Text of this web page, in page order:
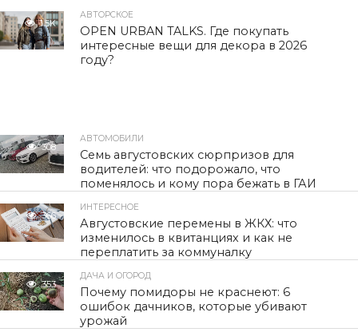
1.5K
АВТОРСКОЕ
OPEN URBAN TALKS. Где покупать
интересные вещи для декора в 2026
году?
308
АВТОМОБИЛИ
Семь августовских сюрпризов для
водителей: что подорожало, что
поменялось и кому пора бежать в ГАИ
366
ИНТЕРЕСНОЕ
Августовские перемены в ЖКХ: что
изменилось в квитанциях и как не
переплатить за коммуналку
353
ДАЧА И ОГОРОД
Почему помидоры не краснеют: 6
ошибок дачников, которые убивают
урожай